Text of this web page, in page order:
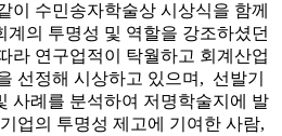
이 수민송자학술상 시상식을 함께
계의 투명성 및 역할을 강조하셨던
라 연구업적이 탁월하고 회계산업
선정해 시상하고 있으며, 선발기
사례를 분석하여 저명학술지에 발
업의 투명성 제고에 기여한 사람,